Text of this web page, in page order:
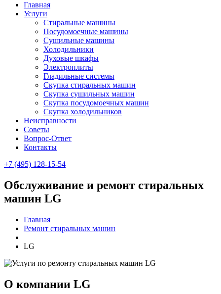
Главная
Услуги
Стиральные машины
Посудомоечные машины
Сушильные машины
Холодильники
Духовые шкафы
Электроплиты
Гладильные системы
Скупка стиральных машин
Скупка сушильных машин
Скупка посудомоечных машин
Скупка холодильников
Неисправности
Советы
Вопрос-Ответ
Контакты
+7 (495) 128-15-54
Обслуживание и ремонт стиральных
машин LG
Главная
Ремонт стиральных машин
LG
О компании LG